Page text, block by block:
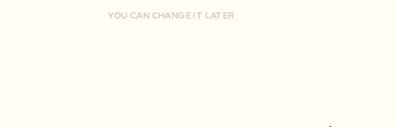
YOU CAN CHANGE IT LATER